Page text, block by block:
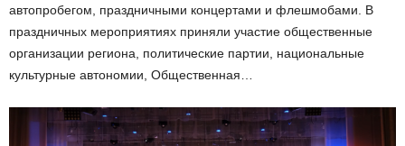
автопробегом, праздничными концертами и флешмобами. В
праздничных мероприятиях приняли участие общественные
организации региона, политические партии, национальные
культурные автономии, Общественная…